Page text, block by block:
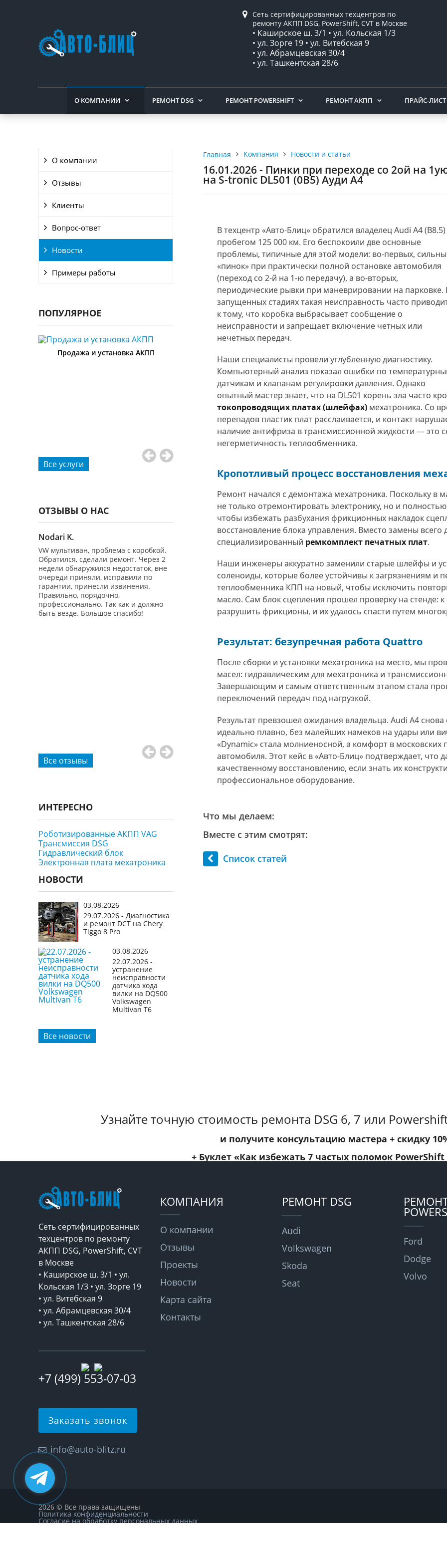
Сеть сертифицированных техцентров по
ремонту АКПП DSG, PowerShift, CVT в Москве
• Каширское ш. 3/1 • ул. Кольская 1/3
• ул. Зорге 19 • ул. Витебская 9
• ул. Абрамцевская 30/4
• ул. Ташкентская 28/6
О КОМПАНИИ РЕМОНТ DSG РЕМОНТ POWERSHIFT РЕМОНТ АКПП ПРАЙС-ЛИСТ
О компании
Отзывы
Клиенты
Вопрос-ответ
Новости
Примеры работы
ПОПУЛЯРНОЕ
Продажа и установка АКПП
Диагностика АКПП
Все услуги
ОТЗЫВЫ О НАС
Nodari K.
VW мультиван, проблема с коробкой.
Обратился, сделали ремонт. Через 2
недели обнаружился недостаток, вне
очереди приняли, исправили по
гарантии, принесли извинения.
Правильно, порядочно,
профессионально. Так как и должно
быть везде. Большое спасибо!
Владимир Ч.
Добрый день! Люди можно и нужно
обращаться в Авто Блиц!!! Делал
бесплатно Диагностику сегодня своего
авто Гольф 6 - раз! До этого
производил ремонт коробки! Во
вторых - машина заглохла и не
заводилась! Мастер Кирилл
предоставил эвакуатор, как оказалось
человеческое отношение и
понимание! Помощь в решении
вопросов! Буду заезжать, если надо!
...И вам советую!!!
Дмитрий П.
работе данной компании. Парни
профессионалы своего дела
однозначно. Сдал им на ремонт Ауди
Q7 , машину в двух автосервисах до
постоянно какие то проблемы .
Машина проболталась больше месяца
быстро , отдельное СПАСИБО Кириллу
. За терпение , индивидуальный
держать!
Все отзывы
ИНТЕРЕСНО
Роботизированные АКПП VAG
Трансмиссия DSG
Гидравлический блок
Электронная плата мехатроника
НОВОСТИ
03.08.2026
29.07.2026 - Диагностика
и ремонт DCT на Chery
Tiggo 8 Pro
03.08.2026
22.07.2026 -
устранение
неисправности
датчика хода
вилки на DQ500
Volkswagen
Multivan T6
Все новости
Главная Компания Новости и статьи
16.01.2026 - Пинки при переходе со 2ой на
на S-tronic DL501 (0B5) Ауди А4
В техцентр «Авто-Блиц» обратился владелец Audi A4 (B8.5)
пробегом 125 000 км. Его беспокоили две основные
проблемы, типичные для этой модели: во-первых,
«пинок» при практически полной остановке автомобиля
(переход со 2-й на 1-ю передачу), а во-вторых,
периодические рывки при маневрировании на парковке.
запущенных стадиях такая неисправность часто
к тому, что коробка выбрасывает сообщение о
неисправности и запрещает включение четных или
нечетных передач.
Наши специалисты провели углубленную диагностику.
Компьютерный анализ показал ошибки по
датчикам и клапанам регулировки давления. Однако
опытный мастер знает, что на DL501 корень зла часто
токопроводящих платах (шлейфах) мехатроника. Со
перепадов пластик плат расслаивается, и контакт
наличие антифриза в трансмиссионной жидкости — это
негерметичность теплообменника.
Кропотливый процесс восстановления
Ремонт начался с демонтажа мехатроника. Поскольку в
не только отремонтировать электронику, но и
чтобы избежать разбухания фрикционных накладок
восстановление блока управления. Вместо замены
специализированный ремкомплект печатных плат.
Наши инженеры аккуратно заменили старые шлейфы и
соленоиды, которые более устойчивы к загрязнениям и
теплообменника КПП на новый, чтобы исключить
масло. Сам блок сцепления прошел проверку на стенде:
разрушить фрикционы, и их удалось спасти путем
Результат: безупречная работа Quattro
После сборки и установки мехатроника на место, мы
масел: гидравлическим для мехатроника и
Завершающим и самым ответственным этапом стала
переключений передач под нагрузкой.
Результат превзошел ожидания владельца. Audi A4 снова
идеально плавно, без малейших намеков на удары или
«Dynamic» стала молниеносной, а комфорт в московских
автомобиля. Этот кейс в «Авто-Блиц» подтверждает,
качественному восстановлению, если знать их
профессиональное оборудование.
Что мы делаем:
Вместе с этим смотрят:
Список статей
Узнайте точную стоимость ремонта DSG 6, 7 или
и получите консультацию мастера + скидку
+ Буклет «Как избежать 7 частых поломок PowerShift
Сеть сертифицированных
техцентров по ремонту
АКПП DSG, PowerShift, CVT
в Москве
• Каширское ш. 3/1 • ул.
Кольская 1/3 • ул. Зорге 19
• ул. Витебская 9
• ул. Абрамцевская 30/4
• ул. Ташкентская 28/6
+7 (499) 553-07-03
Заказать звонок
info@auto-blitz.ru
КОМПАНИЯ
О компании
Отзывы
Проекты
Новости
Карта сайта
Контакты
РЕМОНТ DSG
Audi
Volkswagen
Skoda
Seat
Ford
Dodge
Volvo
2026 © Все права защищены
Политика конфиденциальности
Согласие на обработку персональных данных